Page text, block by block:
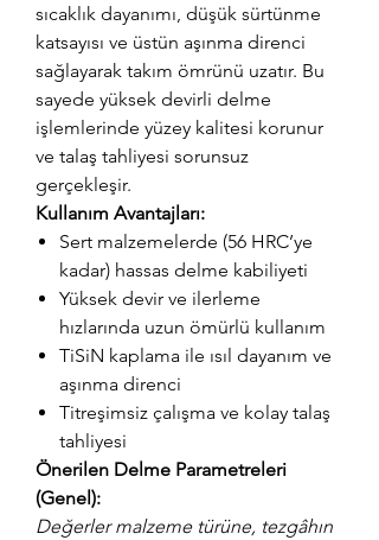
sıcaklık dayanımı, düşük sürtünme
katsayısı ve üstün aşınma direnci
sağlayarak takım ömrünü uzatır. Bu
sayede yüksek devirli delme
işlemlerinde yüzey kalitesi korunur
ve talaş tahliyesi sorunsuz
gerçekleşir.
Kullanım Avantajları:
Sert malzemelerde (56 HRC’ye
kadar) hassas delme kabiliyeti
Yüksek devir ve ilerleme
hızlarında uzun ömürlü kullanım
TiSiN kaplama ile ısıl dayanım ve
aşınma direnci
Titreşimsiz çalışma ve kolay talaş
tahliyesi
Önerilen Delme Parametreleri
(Genel):
Değerler malzeme türüne, tezgâhın